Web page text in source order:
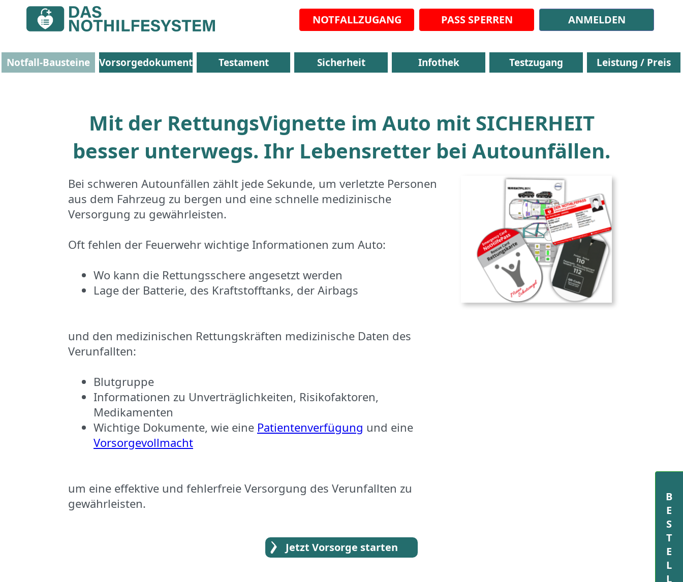
NOTFALLZUGANG PASS SPERREN ANMELDEN
Notfall-Bausteine Vorsorgedokumente Testament Sicherheit Infothek Testzugang Leistung / Preis
Mit der RettungsVignette im Auto mit SICHERHEIT
besser unterwegs. Ihr Lebensretter bei Autounfällen.
Bei schweren Autounfällen zählt jede Sekunde, um verletzte Personen
aus dem Fahrzeug zu bergen und eine schnelle medizinische
Versorgung zu gewährleisten.
Oft fehlen der Feuerwehr wichtige Informationen zum Auto:
Wo kann die Rettungsschere angesetzt werden
Lage der Batterie, des Kraftstofftanks, der Airbags
und den medizinischen Rettungskräften medizinische Daten des
Verunfallten:
Blutgruppe
Informationen zu Unverträglichkeiten, Risikofaktoren,
Medikamenten
Wichtige Dokumente, wie eine Patientenverfügung und eine
Vorsorgevollmacht
um eine effektive und fehlerfreie Versorgung des Verunfallten zu
gewährleisten.
Jetzt Vorsorge starten